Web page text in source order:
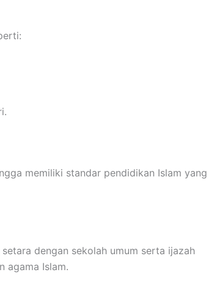
memiliki standar pendidikan Islam yang
dengan sekolah umum serta ijazah
agama Islam.